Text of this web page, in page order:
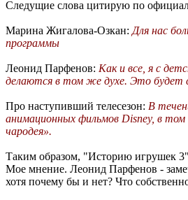
Следущие слова цитирую по
Марина Жигалова-Озкан: Для нас
программы
Леонид Парфенов: Как и все, я с
делаются в том же духе. Это будет
Про наступивший телесезон: В
анимационных фильмов Disney, в
чародея».
Таким образом, "Историю игрушек
Мое мнение. Леонид Парфенов -
хотя почему бы и нет? Что